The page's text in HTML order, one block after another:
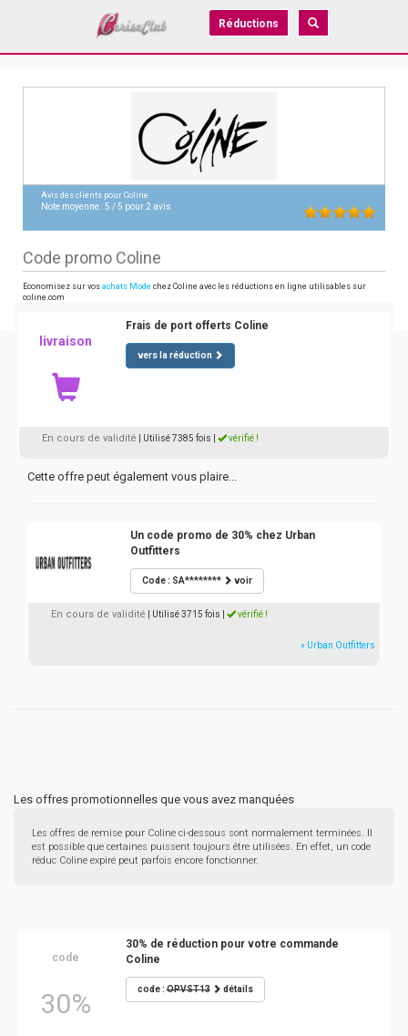
Réductions
Avis des clients pour Coline
Note moyenne :5 /5 pour2 avis
Code promo Coline
Economisez sur vos achats Mode chez Coline avec les réductions en ligne utilisables sur
coline.com
livraison
Frais de port offerts Coline
vers la réduction
En cours de validité | Utilisé 7385 fois vérifié !
Cette offre peut également vous plaire...
Un code promo de 30% chez Urban
Outfitters
Code : SA******** voir
En cours de validité | Utilisé 3715 fois vérifié !
» Urban Outfitters
Les offres promotionnelles que vous avez manquées
Les offres de remise pour Coline ci-dessous sont normalement terminées. Il
est possible que certaines puissent toujours être utilisées. En effet, un code
réduc Coline expiré peut parfois encore fonctionner.
code
30%
30% de réduction pour votre commande
Coline
code :OPVST13 détails